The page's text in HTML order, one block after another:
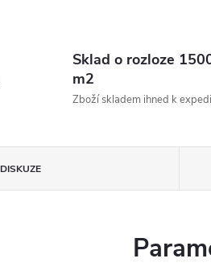
Sklad o rozloze
m2
Zboží skladem ihned k
DISKUZE